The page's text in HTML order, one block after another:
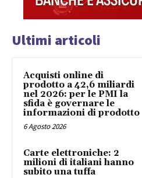
Ultimi articoli
Acquisti online di
prodotto a 42,6 miliardi
nel 2026: per le PMI la
sfida è governare le
informazioni di prodotto
6 Agosto 2026
Carte elettroniche: 2
milioni di italiani hanno
subito una tuffa